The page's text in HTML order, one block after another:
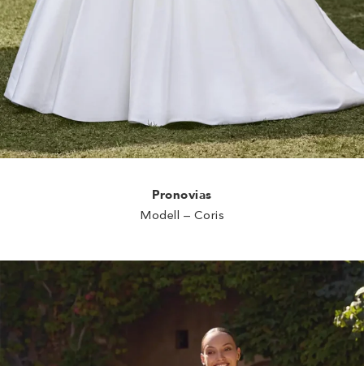
Pronovias
Modell – Coris